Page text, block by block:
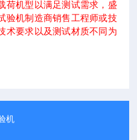
荷机型以满足测试需求，盛
验机制造商销售工程师或技
术要求以及测试材质不同为
机